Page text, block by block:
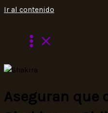
Ir al contenido
Aseguran que